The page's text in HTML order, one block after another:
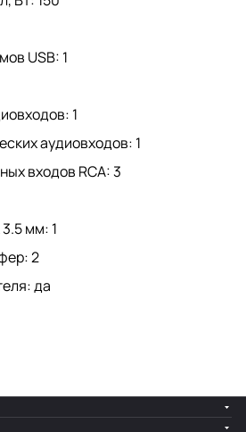
USB: 1
1
аудиовходов: 1
входов RCA: 3
мм: 1
2
да